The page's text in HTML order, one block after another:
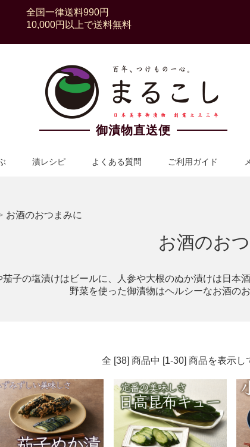
全国一律送料990円
10,000円以上で送料無料
御漬物直送便
漬レシピ よくある質問 ご利用ガイド
お酒のおつまみに
お酒のお
茄子の塩漬けはビールに、人参や大根のぬか漬けは日本
野菜を使った御漬物はヘルシーなお酒の
全 [38] 商品中 [1-30] 商品を表示し